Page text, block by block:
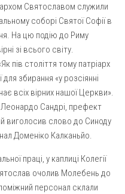
(м. Кобеляки)
(с. Вільховатка)
(с. Засулля)
(м. Кременчук)
(м. Лубни)
(м. Суми)
Помочі (м. Охтирка)
Святославом служили
соборі Святої Софії в
На цю подію до Риму
зі всього світу.
пів століття тому патріарх
збирання «у розсіянні
всіх вірних нашої Церкви».
Сандрі, префект
виголосив слово до Синоду
Доменіко Калканьйо.
праці, у каплиці Колегії
очолив Молебень до
персонал склали